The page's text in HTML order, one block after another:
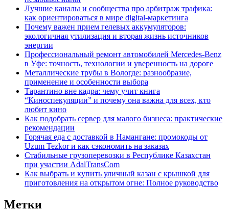
Лучшие каналы и сообщества про арбитраж трафика:
как ориентироваться в мире digital-маркетинга
Почему важен прием гелевых аккумуляторов:
экологичная утилизация и вторая жизнь источников
энергии
Профессиональный ремонт автомобилей Mercedes-Benz
в Уфе: точность, технологии и уверенность на дороге
Металлические трубы в Вологде: разнообразие,
применение и особенности выбора
Тарантино вне кадра: чему учит книга
“Киноспекуляции” и почему она важна для всех, кто
любит кино
Как подобрать сервер для малого бизнеса: практические
рекомендации
Горячая еда с доставкой в Намангане: промокоды от
Uzum Tezkor и как сэкономить на заказах
Стабильные грузоперевозки в Республике Казахстан
при участии AdalTransCom
Как выбрать и купить уличный казан с крышкой для
приготовления на открытом огне: Полное руководство
Метки